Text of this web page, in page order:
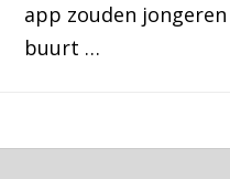
app zouden
buurt …